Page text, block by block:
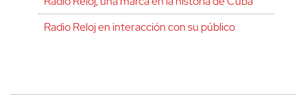
Radio Reloj en interacción con su público